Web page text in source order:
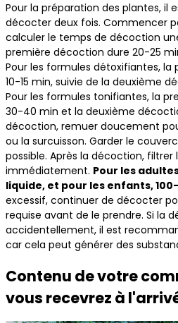
Pour la préparation des plantes, il
décocter deux fois. Commencer
calculer le temps de décoction
première décoction dure 20-25
Pour les formules détoxifiantes,
10-15 min, suivie de la deuxième
Pour les formules tonifiantes, la
30-40 min et la deuxième
décoction, remuer doucement
ou la surcuisson. Garder le
possible. Après la décoction, filtrer
immédiatement. Pour les
liquide, et pour les enfants, 100-
excessif, continuer de décocter
requise avant de le prendre. Si la
accidentellement, il est
car cela peut générer des
Contenu de votre
vous recevrez à